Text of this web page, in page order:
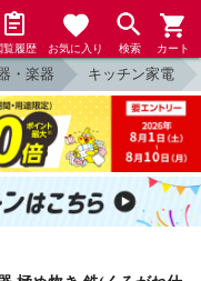
覧履歴 お気に入り 検索 カート
・楽器 キッチン家電